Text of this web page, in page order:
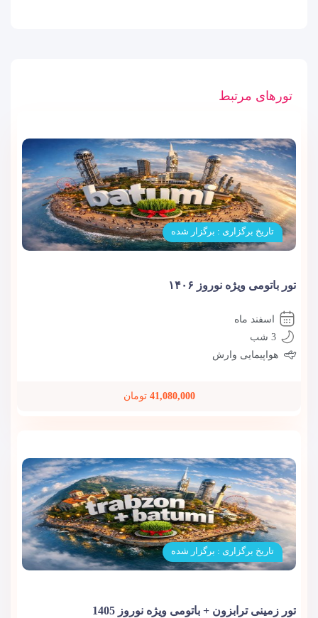
تورهای مرتبط
تاریخ برگزاری : برگزار شده
تور باتومی ویژه نوروز ۱۴۰۶
اسفند ماه
3 شب
هواپیمایی وارش
41,080,000 تومان
تاریخ برگزاری : برگزار شده
تور زمینی ترابزون + باتومی ویژه نوروز 1405